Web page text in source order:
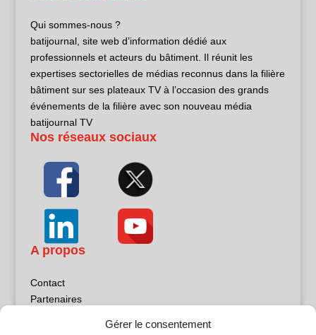
Gérer le consentement
Qui sommes-nous ?
batijournal, site web d’information dédié aux
professionnels et acteurs du bâtiment. Il réunit les
expertises sectorielles de médias reconnus dans la filière
bâtiment sur ses plateaux TV à l’occasion des grands
événements de la filière avec son nouveau média
batijournal TV
Nos réseaux sociaux
A propos
Contact
Partenaires